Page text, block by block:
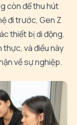
còn để thu hút
đi trước, Gen Z
thiết bị di động.
thực, và điều này
về sự nghiệp.